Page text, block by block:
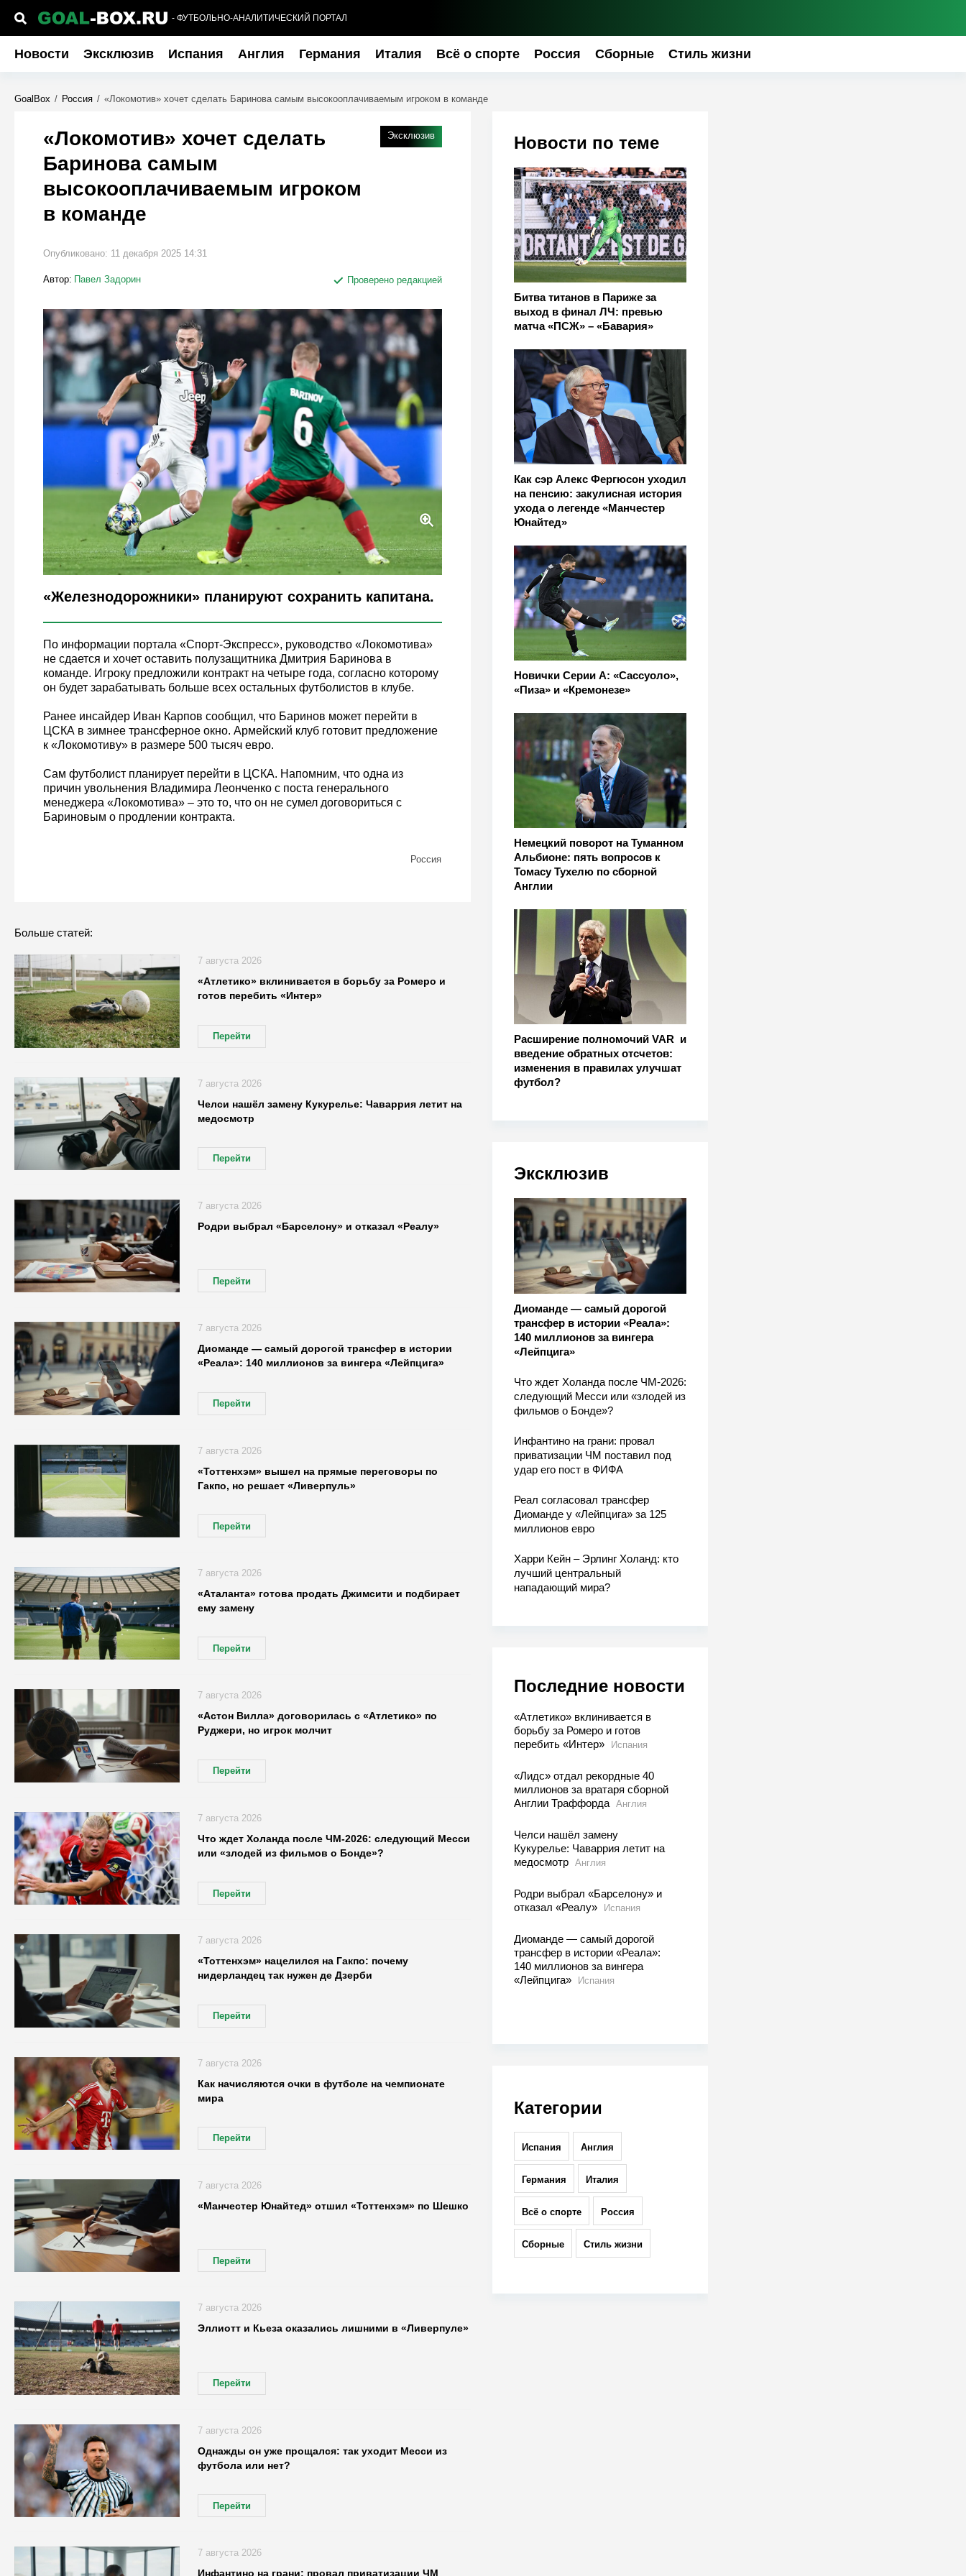
- ФУТБОЛЬНО-АНАЛИТИЧЕСКИЙ ПОРТАЛ
Новости Эксклюзив Испания Англия Германия Италия Всё о спорте Россия Сборные Стиль жизни
GoalBox / Россия / «Локомотив» хочет сделать Баринова самым высокооплачиваемым игроком в команде
Новости по теме
Битва титанов в Париже за
выход в финал ЛЧ: превью
матча «ПСЖ» – «Бавария»
Как сэр Алекс Фергюсон уходил
на пенсию: закулисная история
ухода о легенде «Манчестер
Юнайтед»
Новички Серии А: «Сассуоло»,
«Пиза» и «Кремонезе»
Немецкий поворот на Туманном
Альбионе: пять вопросов к
Томасу Тухелю по сборной
Англии
Расширение полномочий VAR и
введение обратных отсчетов:
изменения в правилах улучшат
футбол?
Эксклюзив
Диоманде — самый дорогой
трансфер в истории «Реала»:
140 миллионов за вингера
«Лейпцига»
Что ждет Холанда после ЧМ-2026:
следующий Месси или «злодей из
фильмов о Бонде»?
Инфантино на грани: провал
приватизации ЧМ поставил под
удар его пост в ФИФА
Реал согласовал трансфер
Диоманде у «Лейпцига» за 125
миллионов евро
Харри Кейн – Эрлинг Холанд: кто
лучший центральный
нападающий мира?
Последние новости
«Атлетико» вклинивается в
борьбу за Ромеро и готов
перебить «Интер»
Испания
«Лидс» отдал рекордные 40
миллионов за вратаря сборной
Англии Траффорда Англия
Челси нашёл замену
Кукурелье: Чаваррия летит на
медосмотр Англия
Родри выбрал «Барселону» и
отказал «Реалу»
Испания
Диоманде — самый дорогой
трансфер в истории «Реала»:
140 миллионов за вингера
«Лейпцига»
Испания
Категории
Испания Англия
Германия Италия
Всё о спорте Россия
Сборные Стиль жизни
Эксклюзив
«Локомотив» хочет сделать
Баринова самым
высокооплачиваемым игроком
в команде
Опубликовано: 11 декабря 2025 14:31
Автор: Павел Задорин Проверено редакцией
Legion-Media
«Железнодорожники» планируют сохранить капитана.
По информации портала «Спорт-Экспресс», руководство «Локомотива»
не сдается и хочет оставить полузащитника Дмитрия Баринова в
команде. Игроку предложили контракт на четыре года, согласно которому
он будет зарабатывать больше всех остальных футболистов в клубе.
Ранее инсайдер Иван Карпов сообщил, что Баринов может перейти в
ЦСКА в зимнее трансферное окно. Армейский клуб готовит предложение
к «Локомотиву» в размере 500 тысяч евро.
Сам футболист планирует перейти в ЦСКА. Напомним, что одна из
причин увольнения Владимира Леонченко с поста генерального
менеджера «Локомотива» – это то, что он не сумел договориться с
Бариновым о продлении контракта.
Россия
Больше статей:
«Атлетико» вклинивается в борьбу за Ромеро и
готов перебить «Интер»
Перейти
7 августа 2026
Челси нашёл замену Кукурелье: Чаваррия летит на
медосмотр
Перейти
7 августа 2026
Родри выбрал «Барселону» и отказал «Реалу»
Перейти
7 августа 2026
Диоманде — самый дорогой трансфер в истории
«Реала»: 140 миллионов за вингера «Лейпцига»
Перейти
7 августа 2026
«Тоттенхэм» вышел на прямые переговоры по
Гакпо, но решает «Ливерпуль»
Перейти
7 августа 2026
«Аталанта» готова продать Джимсити и подбирает
ему замену
Перейти
7 августа 2026
«Астон Вилла» договорилась с «Атлетико» по
Руджери, но игрок молчит
Перейти
7 августа 2026
Что ждет Холанда после ЧМ-2026: следующий Месси
или «злодей из фильмов о Бонде»?
Перейти
7 августа 2026
«Тоттенхэм» нацелился на Гакпо: почему
нидерландец так нужен де Дзерби
Перейти
7 августа 2026
Как начисляются очки в футболе на чемпионате
мира
Перейти
7 августа 2026
«Манчестер Юнайтед» отшил «Тоттенхэм» по Шешко
Перейти
7 августа 2026
Эллиотт и Кьеза оказались лишними в «Ливерпуле»
Перейти
7 августа 2026
Однажды он уже прощался: так уходит Месси из
футбола или нет?
Перейти
7 августа 2026
Инфантино на грани: провал приватизации ЧМ
7 августа 2026